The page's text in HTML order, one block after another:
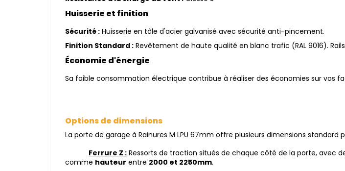
Huisserie et finition
Sécurité : Huisserie en tôle d'acier galvanisé
Finition Standard : Revêtement de haute qualité en blanc trafic (RAL 9016).
Économie d'énergie
Sa faible consommation électrique contribue à réaliser des économies sur vos
Options de dimensions
La porte de garage à Rainures M LPU 67mm offre plusieurs dimensions standard
Ferrure Z : Ressorts de traction situés de chaque côté de la porte, avec
comme hauteur entre 2000 et 2250mm.